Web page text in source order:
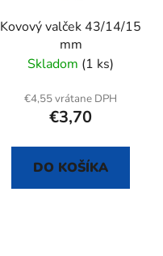
Kovový valček 43/14/15
mm
Skladom (1 ks)
€4,55 vrátane DPH
€3,70
DO KOŠÍKA